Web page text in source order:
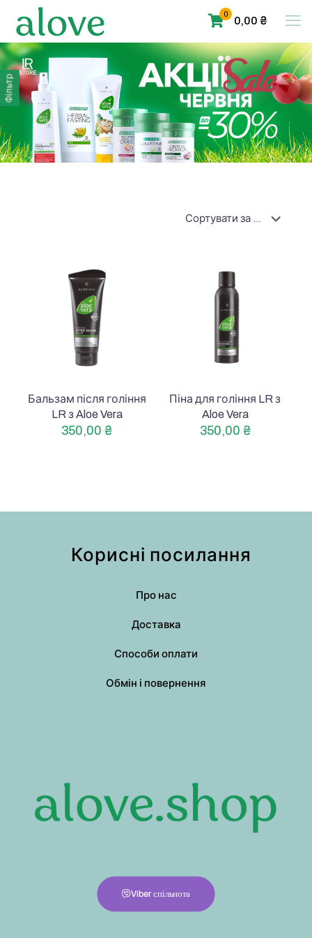
0
0,00 ₴
Бальзам після гоління
LR з Aloe Vera
350,00 ₴
Піна для гоління LR з
Aloe Vera
350,00 ₴
Корисні посилання
Про нас
Доставка
Способи оплати
Обмін і повернення
Viber спільнота
Фільтр